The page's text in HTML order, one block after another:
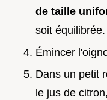
de taille
soit équilibrée.
Émincer
Dans un petit
le jus de